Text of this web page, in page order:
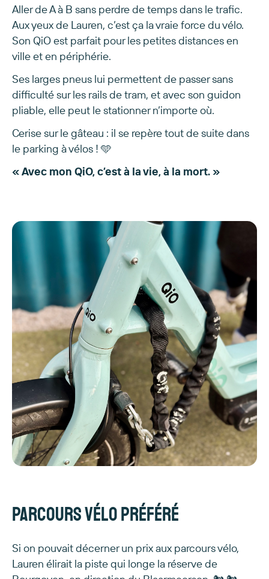
Aller de A à B sans perdre de temps dans le trafic.
Aux yeux de Lauren, c’est ça la vraie force du vélo.
Son QiO est parfait pour les petites distances en
ville et en périphérie.
Ses larges pneus lui permettent de passer sans
difficulté sur les rails de tram, et avec son guidon
pliable, elle peut le stationner n’importe où.
Cerise sur le gâteau : il se repère tout de suite dans
le parking à vélos ! 🩵
« Avec mon QiO, c’est à la vie, à la mort. »
Parcours vélo préféré
Si on pouvait décerner un prix aux parcours vélo,
Lauren élirait la piste qui longe la réserve de